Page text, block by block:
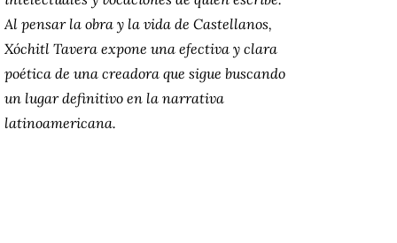
Al pensar la obra y la vida de Castellanos,
Xóchitl Tavera expone una efectiva y clara
poética de una creadora que sigue buscando
un lugar definitivo en la narrativa
latinoamericana.